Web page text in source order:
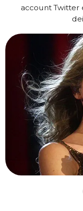
account Twitter